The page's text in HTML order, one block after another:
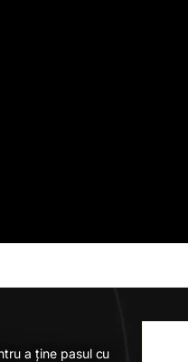
a ține pasul cu